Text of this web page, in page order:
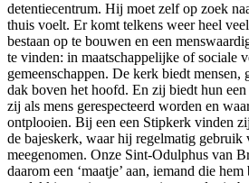
detentiecentrum. Hij moet zelf op zoek
thuis voelt. Er komt telkens weer heel
bestaan op te bouwen en een
te vinden: in maatschappelijke of sociale
gemeenschappen. De kerk biedt mensen,
dak boven het hoofd. En zij biedt hun een
zij als mens gerespecteerd worden en
ontplooien. Bij een een Stipkerk vinden
de bajeskerk, waar hij regelmatig gebruik
meegenomen. Onze Sint-Odulphus van
daarom een ‘maatje’ aan, iemand die